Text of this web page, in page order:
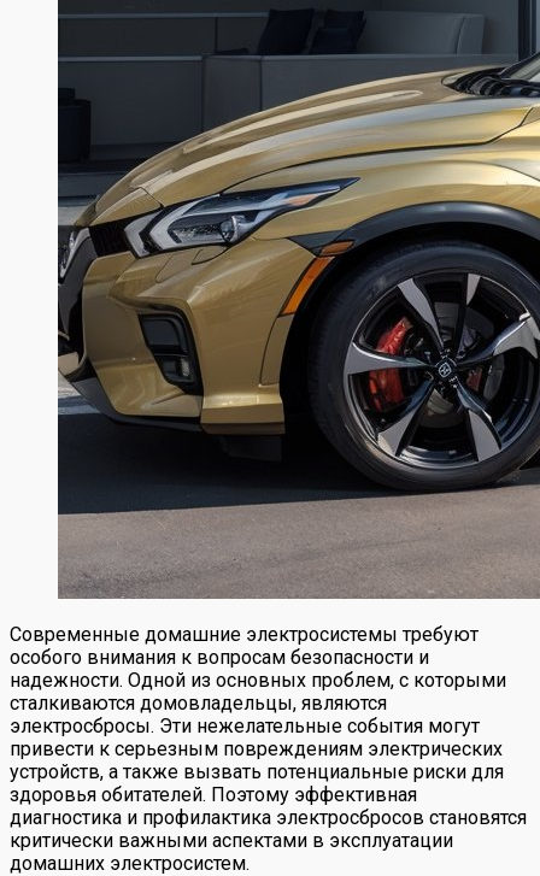
Современные домашние электросистемы требуют
особого внимания к вопросам безопасности и
надежности. Одной из основных проблем, с которыми
сталкиваются домовладельцы, являются
электросбросы. Эти нежелательные события могут
привести к серьезным повреждениям электрических
устройств, а также вызвать потенциальные риски для
здоровья обитателей. Поэтому эффективная
диагностика и профилактика электросбросов становятся
критически важными аспектами в эксплуатации
домашних электросистем.